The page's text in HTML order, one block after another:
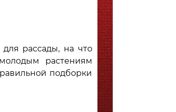
рассады, на что
растениям
подборки